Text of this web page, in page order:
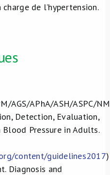
de l’hypertension.
AGS/APhA/ASH/ASPC/
Detection, Evaluation,
Pressure in Adults.
content/guidelines2017)
Diagnosis and